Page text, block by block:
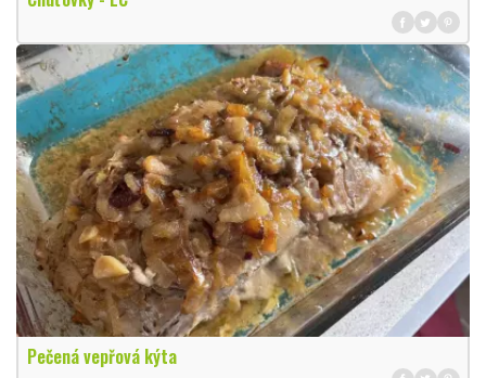
Pečená vepřová kýta